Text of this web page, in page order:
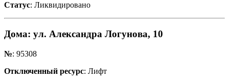
Статус: Ликвидировано
Дома: ул. Александра Логунова, 10
№: 95308
Отключенный ресурс: Лифт